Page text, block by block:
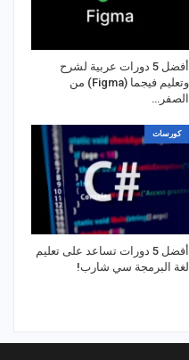
أفضل 5 دورات عربية لشرح
وتعليم فيجما (Figma) من
الصفر…
كورسات
أفضل 5 دورات تساعد على تعليم
لغة البرمجة سي شارب!